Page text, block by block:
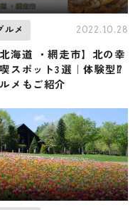
ルメ 2022.10.28
北海道 ・網走市】北の幸
スポット3選｜体験型⁉
メもご紹介